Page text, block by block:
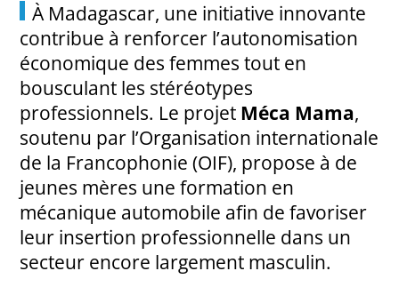
À Madagascar, une initiative innovante
contribue à renforcer l’autonomisation
économique des femmes tout en
bousculant les stéréotypes
professionnels. Le projet Méca Mama,
soutenu par l’Organisation internationale
de la Francophonie (OIF), propose à de
jeunes mères une formation en
mécanique automobile afin de favoriser
leur insertion professionnelle dans un
secteur encore largement masculin.